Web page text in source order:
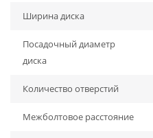
Ширина диска
Посадочный диаметр
диска
Количество отверстий
Межболтовое расстояние